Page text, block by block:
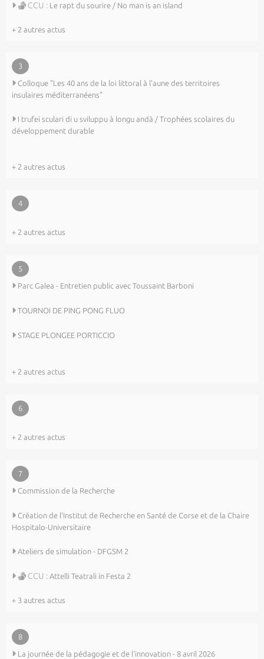
CCU : Le rapt du sourire / No man is an island
+ 2 autres actus
3
Colloque "Les 40 ans de la loi littoral à l'aune des territoires
insulaires méditerranéens"
I trufei sculari di u sviluppu à longu andà / Trophées scolaires du
développement durable
+ 2 autres actus
4
+ 2 autres actus
5
Parc Galea - Entretien public avec Toussaint Barboni
TOURNOI DE PING PONG FLUO
STAGE PLONGEE PORTICCIO
+ 2 autres actus
6
+ 2 autres actus
7
Commission de la Recherche
Création de l’Institut de Recherche en Santé de Corse et de la Chaire
Hospitalo-Universitaire
Ateliers de simulation - DFGSM 2
CCU : Attelli Teatrali in Festa 2
+ 3 autres actus
8
La journée de la pédagogie et de l'innovation - 8 avril 2026